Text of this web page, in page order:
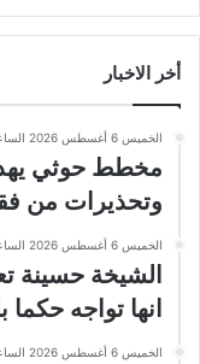
أخر الاخبار
الخميس 6 أغسطس 2026 الساعة 5:49 ص
مخطط حوثي
وتحذيرات من
الخميس 6 أغسطس 2026 الساعة 2:00 ص
الشيخة حسينة
انها تواجه حكما
الخميس 6 أغسطس 2026 الساعة 12:59 ص